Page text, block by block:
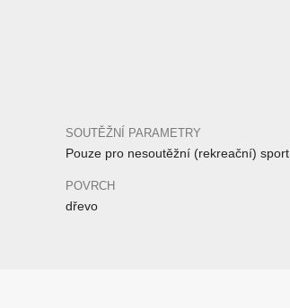
SOUTĚŽNÍ PARAMETRY
Pouze pro nesoutěžní (rekreační) sport
POVRCH
dřevo